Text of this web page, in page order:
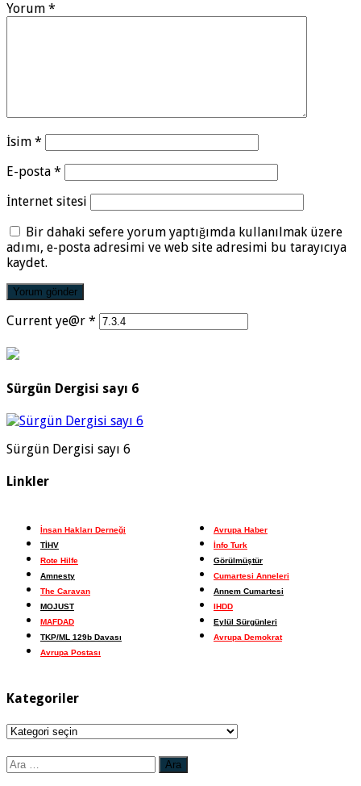
Yorum *
İsim *
E-posta *
İnternet sitesi
Bir dahaki sefere yorum yaptığımda kullanılmak üzere
adımı, e-posta adresimi ve web site adresimi bu tarayıcıya
kaydet.
Current ye@r *
Sürgün Dergisi sayı 6
Sürgün Dergisi sayı 6
Linkler
İnsan Hakları Derneği
TİHV
Rote Hilfe
Amnesty
The Caravan
MOJUST
MAFDAD
TKP/ML 129b Davası
Avrupa Postası
Avrupa Haber
İnfo Turk
Görülmüştür
Cumartesi Anneleri
Annem Cumartesi
IHDD
Eylül Sürgünleri
Avrupa Demokrat
Kategoriler
Kategoriler
Arama: